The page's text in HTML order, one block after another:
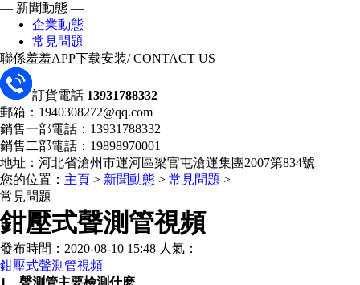
— 新聞動態 —
企業動態
常見問題
聯係羞羞APP下载安装/ CONTACT US
訂貨電話 13931788332
郵箱：1940308272@qq.com
銷售一部電話：13931788332
銷售二部電話：19898970001
地址：河北省滄州市運河區梁官屯滄運集團2007第834號
您的位置： 主頁 > 新聞動態 > 常見問題 >
常見問題
鉗壓式聲測管視頻
發布時間：2020-08-10 15:48 人氣：
鉗壓式聲測管視頻
1、聲測管主要檢測什麽